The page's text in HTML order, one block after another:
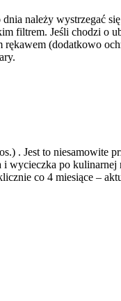
należy wystrzegać
filtrem. Jeśli chodzi o
(dodatkowo
. Jest to niesamowite
i wycieczka po
co 4 miesiące –